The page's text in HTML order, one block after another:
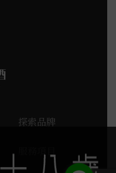
探索品牌
服務項目